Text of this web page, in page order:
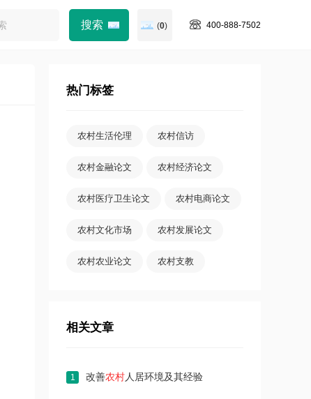
400-888-7502
(0)
热门标签
农村生活伦理 农村信访
农村金融论文 农村经济论文
农村医疗卫生论文 农村电商论文
农村文化市场 农村发展论文
农村农业论文 农村支教
相关文章
1 改善农村人居环境及其经验